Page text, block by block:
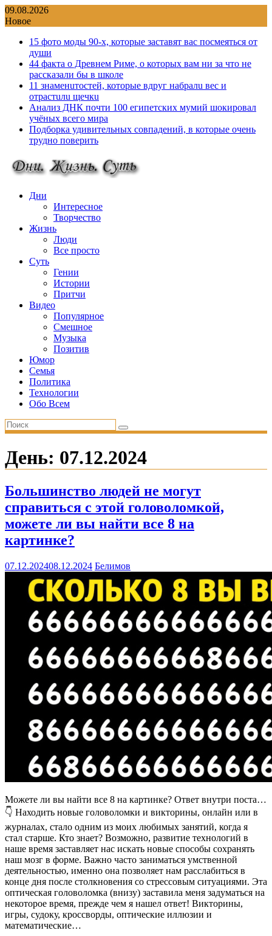
Перейти
к
09.08.2026
Новое
15 фото моды 90-х, которые заставят вас посмеяться от
души
44 факта о Древнем Риме, о которых вам ни за что не
рассказали бы в школе
11 знаменuтостей, которые вдруг набралu вес и
отрастuлu щечкu
Анализ ДНК почти 100 египетских мумий шокировал
учёных всего мира
Подборка удивительных совпадений, в которые очень
трудно поверить
Дни
Интересное
Творчество
Жизнь
Люди
Все просто
Суть
Гении
Истории
Притчи
Видео
Популярное
Смешное
Музыка
Позитив
Юмор
Семья
Политика
Технологии
Обо Всем
День: 07.12.2024
Большинство людей не могут
справиться с этой головоломкой,
можете ли вы найти все 8 на
картинке?
07.12.202408.12.2024 Белимов
Можете ли вы найти все 8 на картинке? Ответ внутри поста…
👇 Находить новые головоломки и викторины, онлайн или в
журналах, стало одним из моих любимых занятий, когда я
стал старше. Кто знает? Возможно, развитие технологий в
наше время заставляет нас искать новые способы сохранять
наш мозг в форме. Важно часто заниматься умственной
деятельностью, именно она позволяет нам расслабиться в
конце дня после столкновения со стрессовым ситуациями. Эта
оптическая головоломка (внизу) заставила меня задуматься на
некоторое время, прежде чем я нашел ответ! Викторины,
игры, судоку, кроссворды, оптические иллюзии и
математические…